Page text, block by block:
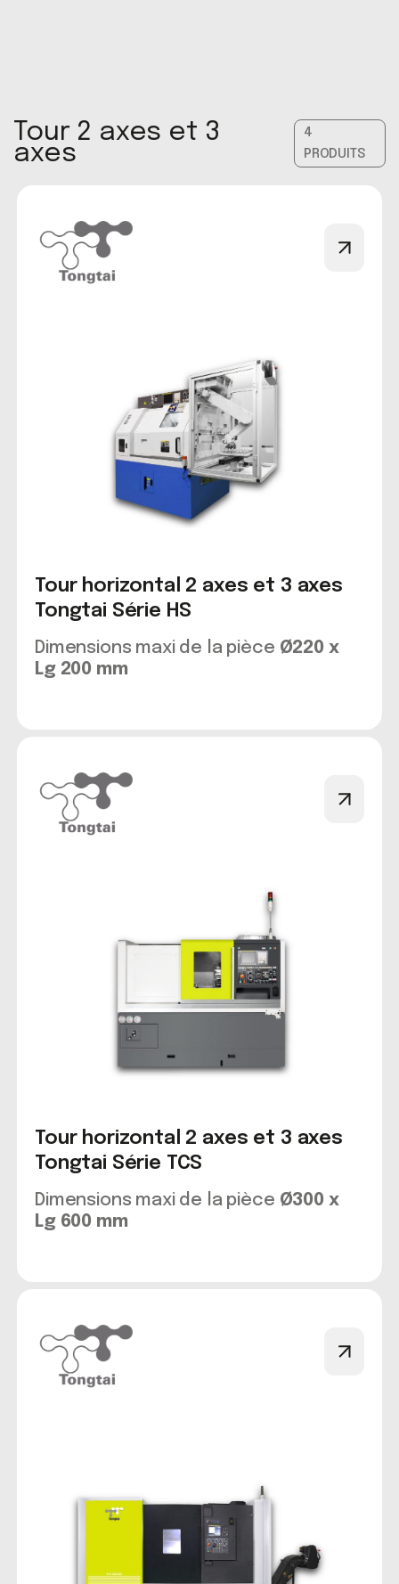
Tour 2 axes et 3
axes
4
PRODUITS
Tour horizontal 2 axes et 3 axes
Tongtai Série HS
Dimensions maxi de la pièce Ø220 x
Lg 200 mm
Tour horizontal 2 axes et 3 axes
Tongtai Série TCS
Dimensions maxi de la pièce Ø300 x
Lg 600 mm